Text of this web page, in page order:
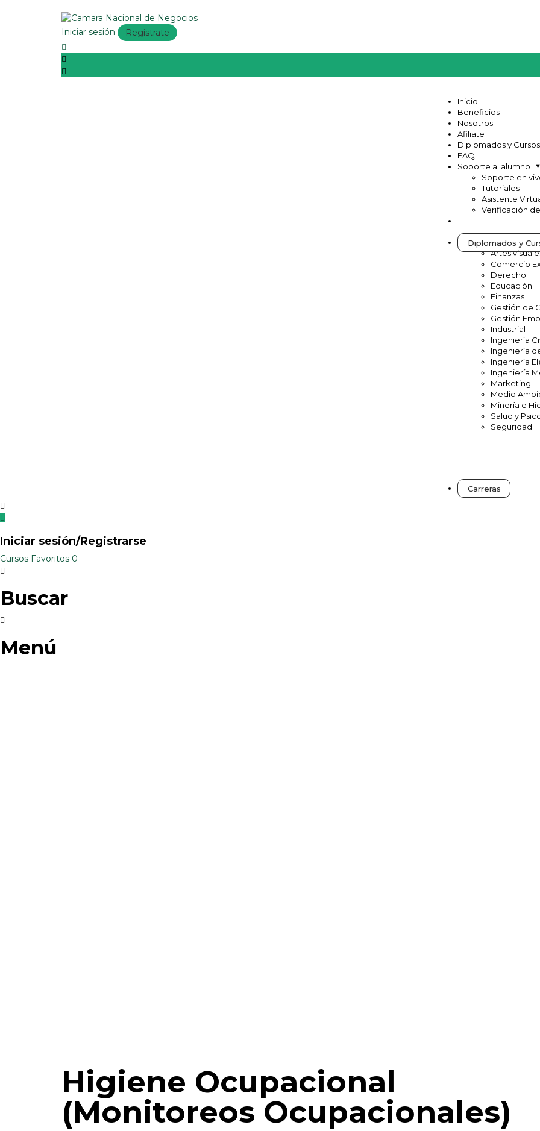
Iniciar sesión Registrate
Inicio
Beneficios
Nosotros
Afiliate
Diplomados y Cursos
FAQ
Soporte al alumno
Soporte en
Tutoriales
Asistente
Verificación
Diplomados y
Artes
Comercio
Derecho
Educación
Finanzas
Gestión de
Gestión
Industrial
Ingeniería
Ingeniería
Ingeniería
Ingeniería
Marketing
Medio
Minería e
Salud y
Seguridad
Carreras
Iniciar sesión/Registrarse
Cursos Favoritos 0
Buscar
Menú
Higiene Ocupacional
(Monitoreos Ocupacionales)